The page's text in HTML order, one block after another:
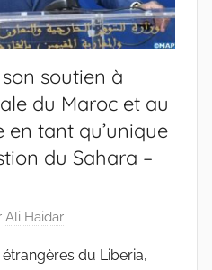
soutien à
du Maroc et au
en tant qu’unique
du Sahara –
Ali Haidar
du Liberia,